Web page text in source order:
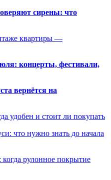
сирены: что
квартиры —
концерты, фестивали,
вернётся на
удобен и стоит ли покупать
что нужно знать до начала
рулонное покрытие